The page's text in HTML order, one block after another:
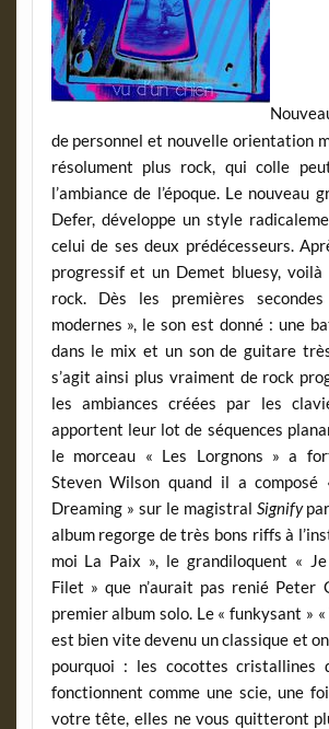
de personnel et nouvelle orientation
résolument plus rock, qui colle
l’ambiance de l’époque. Le nouveau
Defer, développe un style
celui de ses deux prédécesseurs.
progressif et un Demet bluesy,
rock. Dès les premières
modernes », le son est donné : une
dans le mix et un son de guitare
s’agit ainsi plus vraiment de rock
les ambiances créées par les
apportent leur lot de séquences
le morceau « Les Lorgnons » a
Steven Wilson quand il a composé
Dreaming » sur le magistral Signify
album regorge de très bons riffs à
moi La Paix », le grandiloquent «
Filet » que n’aurait pas renié Peter
premier album solo. Le « funkysant » «
est bien vite devenu un classique et
pourquoi : les cocottes cristallines
fonctionnent comme une scie, une
votre tête, elles ne vous quitteront